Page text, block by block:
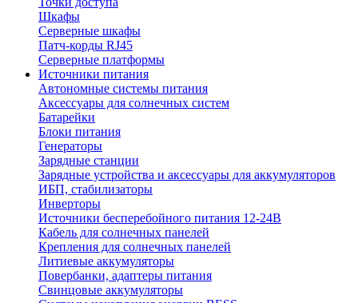
Шкафы
Серверные шкафы
Патч-корды RJ45
Серверные платформы
Источники питания
Автономные системы питания
Аксессуары для солнечных систем
Батарейки
Блоки питания
Генераторы
Зарядные станции
Зарядные устройства и аксессуары для аккумуляторов
ИБП, стабилизаторы
Инверторы
Источники бесперебойного питания 12-24В
Кабель для солнечных панелей
Крепления для солнечных панелей
Литиевые аккумуляторы
Повербанки, адаптеры питания
Свинцовые аккумуляторы